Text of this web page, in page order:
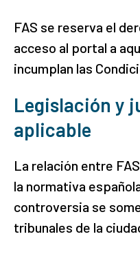
FAS se reserva el
acceso al portal a
incumplan las
Legislación y
aplicable
La relación entre
la normativa
controversia se
tribunales de la